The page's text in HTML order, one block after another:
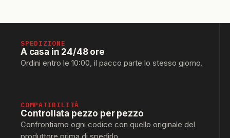
SPEDIZIONE
A casa in 24/48 ore
Ordini entro le 10:00, il pacco parte lo stesso giorno.
COMPATIBILITÀ
Controllata pezzo per pezzo
Confrontiamo ogni codice con quello originale del
produttore prima di spedirlo.